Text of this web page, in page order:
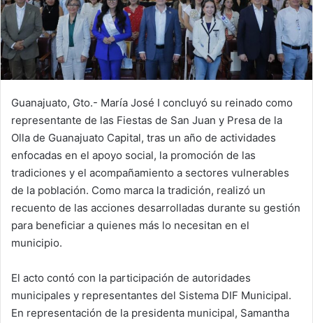
Guanajuato, Gto.- María José I concluyó su reinado como
representante de las Fiestas de San Juan y Presa de la
Olla de Guanajuato Capital, tras un año de actividades
enfocadas en el apoyo social, la promoción de las
tradiciones y el acompañamiento a sectores vulnerables
de la población. Como marca la tradición, realizó un
recuento de las acciones desarrolladas durante su gestión
para beneficiar a quienes más lo necesitan en el
municipio.
El acto contó con la participación de autoridades
municipales y representantes del Sistema DIF Municipal.
En representación de la presidenta municipal, Samantha